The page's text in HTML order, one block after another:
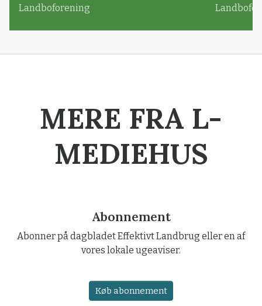
Landboforening
MERE FRA L-
MEDIEHUS
Abonnement
Abonner på dagbladet Effektivt Landbrug eller en af
vores lokale ugeaviser.
Køb abonnement